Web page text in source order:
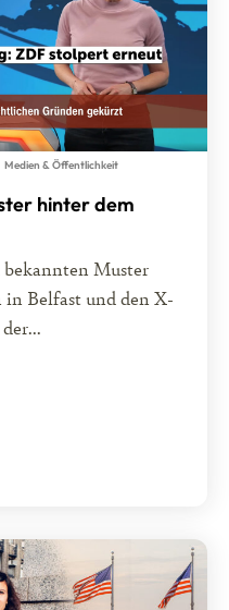
Medien & Öffentlichkeit
hinter dem
Muster
Belfast und den X-